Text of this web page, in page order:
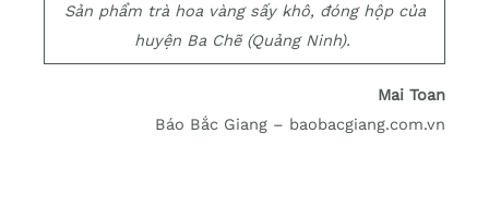
Sản phẩm trà hoa vàng sấy khô, đóng hộp của
huyện Ba Chẽ (Quảng Ninh).
Mai Toan
Báo Bắc Giang – baobacgiang.com.vn